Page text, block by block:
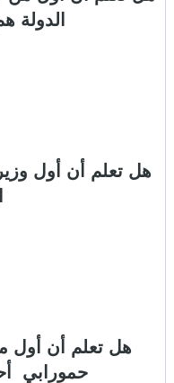
الدولة
هل تعلم أن أول
هل تعلم أن أول
حمورابي